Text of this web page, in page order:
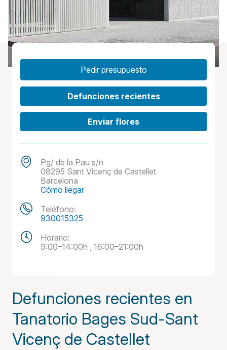
Pedir presupuesto
Defunciones recientes
Enviar flores
Pg/ de la Pau s/n
08295 Sant Vicenç de Castellet
Barcelona
Cómo llegar
Teléfono:
930015325
Horario:
9:00–14:00h , 16:00–21:00h
Defunciones recientes en
Tanatorio Bages Sud-Sant
Vicenç de Castellet